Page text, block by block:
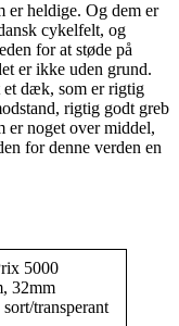
er heldige. Og dem er
cykelfelt, og
for at støde på
er ikke uden grund.
et dæk, som er rigtig
rigtig godt greb
er noget over middel,
for denne verden en
5000
32mm
transperant